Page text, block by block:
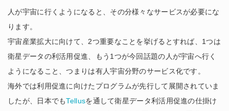
人が宇宙に行くようになると、その分様々なサービスが必要にな
ります。
宇宙産業拡大に向けて、2つ重要なことを挙げるとすれば、1つは
衛星データの利活用促進、もう1つが今回話題の人が宇宙へ行く
ようになること、つまりは有人宇宙分野のサービス化です。
海外では利用促進に向けたプログラムが先行して展開されていま
したが、日本でもTellusを通して衛星データ利活用促進の仕掛け